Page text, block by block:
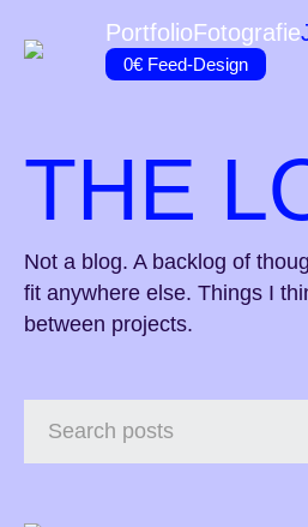
PortfolioFotografie
0€ Feed-Design
THE
Not a blog. A backlog of
fit anywhere else. Things I
between projects.